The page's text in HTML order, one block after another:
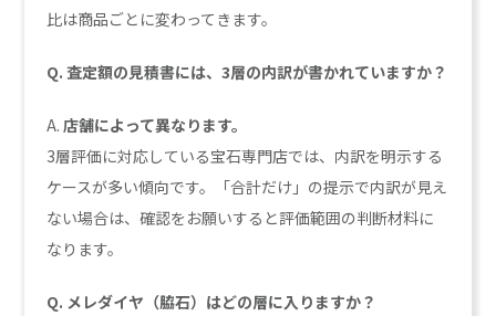
比は商品ごとに変わってきます。
Q. 査定額の見積書には、3層の内訳が書かれていますか？
A.店舗によって異なります。
3層評価に対応している宝石専門店では、内訳を明示する
ケースが多い傾向です。「合計だけ」の提示で内訳が見え
ない場合は、確認をお願いすると評価範囲の判断材料に
なります。
Q. メレダイヤ（脇石）はどの層に入りますか？